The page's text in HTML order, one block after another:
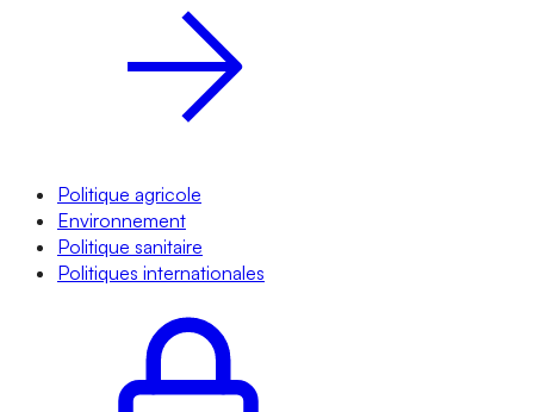
Politique agricole
Environnement
Politique sanitaire
Politiques internationales